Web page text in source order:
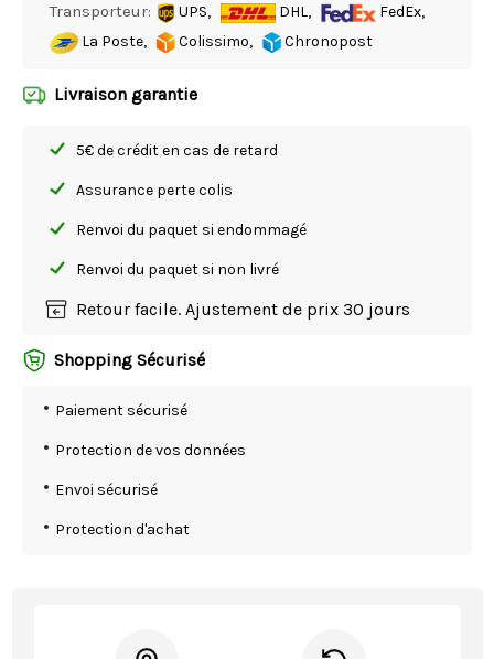
Transporteur: UPS, DHL,
FedEx,
La Poste,
Colissimo, Chronopost
Livraison garantie
5€ de crédit en cas de retard
Assurance perte colis
Renvoi du paquet si endommagé
Renvoi du paquet si non livré
Retour facile. Ajustement de prix 30 jours
Shopping Sécurisé
Paiement sécurisé
Protection de vos données
Envoi sécurisé
Protection d'achat